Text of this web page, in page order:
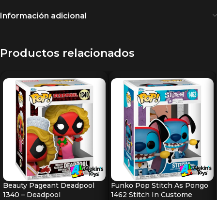
Información adicional
Productos relacionados
Beauty Pageant Deadpool
1340 – Deadpool
Funko Pop Stitch As Pongo
1462 Stitch In Custome